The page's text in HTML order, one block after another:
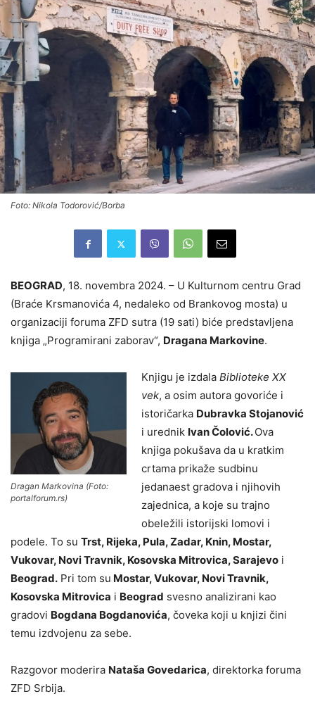
Foto: Nikola Todorović/Borba
BEOGRAD, 18. novembra 2024. – U Kulturnom centru Grad
(Braće Krsmanovića 4, nedaleko od Brankovog mosta) u
organizaciji foruma ZFD sutra (19 sati) biće predstavljena
knjiga „Programirani zaborav“, Dragana Markovine.
Dragan Markovina (Foto:
portalforum.rs)
Knjigu je izdala Biblioteke XX
vek, a osim autora govoriće i
istoričarka Dubravka Stojanović
i urednik Ivan Čolović.Ova
knjiga pokušava da u kratkim
crtama prikaže sudbinu
jedanaest gradova i njihovih
zajednica, a koje su trajno
obeležili istorijski lomovi i
podele. To su Trst, Rijeka, Pula, Zadar, Knin, Mostar,
Vukovar, Novi Travnik, Kosovska Mitrovica, Sarajevo i
Beograd. Pri tom su Mostar, Vukovar, Novi Travnik,
Kosovska Mitrovica i Beograd svesno analizirani kao
gradovi Bogdana Bogdanovića, čoveka koji u knjizi čini
temu izdvojenu za sebe.
Razgovor moderira Nataša Govedarica, direktorka foruma
ZFD Srbija.